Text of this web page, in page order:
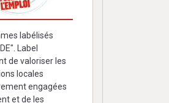
labélisés
Label
de valoriser les
locales
engagées
et de les